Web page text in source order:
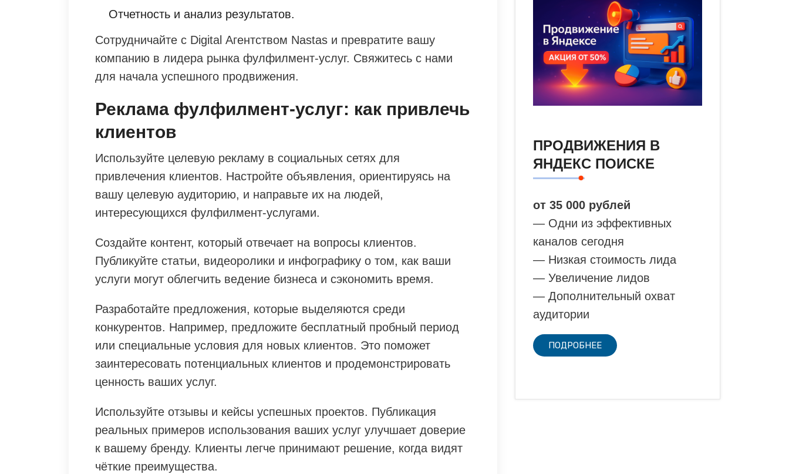
Отчетность и анализ результатов.
Сотрудничайте с Digital Агентством Nastas и превратите вашу
компанию в лидера рынка фулфилмент-услуг. Свяжитесь с нами
для начала успешного продвижения.
Реклама фулфилмент-услуг: как привлечь
клиентов
Используйте целевую рекламу в социальных сетях для
привлечения клиентов. Настройте объявления, ориентируясь на
вашу целевую аудиторию, и направьте их на людей,
интересующихся фулфилмент-услугами.
Создайте контент, который отвечает на вопросы клиентов.
Публикуйте статьи, видеоролики и инфографику о том, как ваши
услуги могут облегчить ведение бизнеса и сэкономить время.
Разработайте предложения, которые выделяются среди
конкурентов. Например, предложите бесплатный пробный период
или специальные условия для новых клиентов. Это поможет
заинтересовать потенциальных клиентов и продемонстрировать
ценность ваших услуг.
Используйте отзывы и кейсы успешных проектов. Публикация
реальных примеров использования ваших услуг улучшает доверие
к вашему бренду. Клиенты легче принимают решение, когда видят
чёткие преимущества.
ПРОДВИЖЕНИЯ В
ЯНДЕКС ПОИСКЕ
от 35 000 рублей
— Одни из эффективных
каналов сегодня
— Низкая стоимость лида
— Увеличение лидов
— Дополнительный охват
аудитории
ПОДРОБНЕЕ